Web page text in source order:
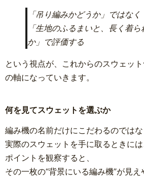
「吊り編みかどうか」ではなく
「生地のふるまいと、長く着ら
か」で評価する
という視点が、これからのスウェッ
の軸になっていきます。
何を見てスウェットを選ぶか
編み機の名前だけにこだわるのではな
実際のスウェットを手に取るときに
ポイントを観察すると、
その一枚の“背景にいる編み機”が見え